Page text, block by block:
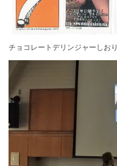
チョコレートデリンジャーしおり